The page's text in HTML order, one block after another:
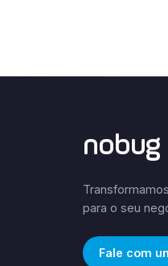
nobug
para o seu
Fale com